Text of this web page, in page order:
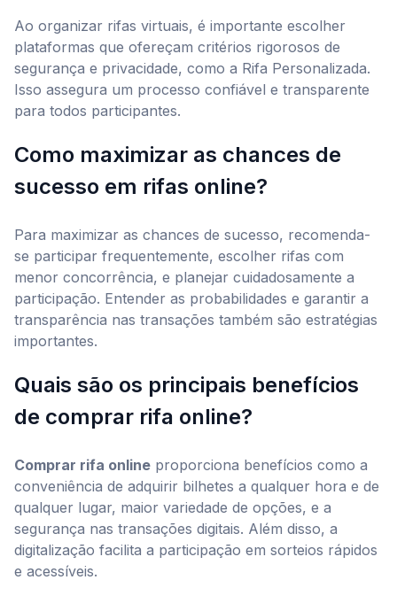
Ao organizar rifas virtuais, é importante escolher
plataformas que ofereçam critérios rigorosos de
segurança e privacidade, como a Rifa Personalizada.
Isso assegura um processo confiável e transparente
para todos participantes.
Como maximizar as chances de
sucesso em rifas online?
Para maximizar as chances de sucesso, recomenda-
se participar frequentemente, escolher rifas com
menor concorrência, e planejar cuidadosamente a
participação. Entender as probabilidades e garantir a
transparência nas transações também são estratégias
importantes.
Quais são os principais benefícios
de comprar rifa online?
Comprar rifa online proporciona benefícios como a
conveniência de adquirir bilhetes a qualquer hora e de
qualquer lugar, maior variedade de opções, e a
segurança nas transações digitais. Além disso, a
digitalização facilita a participação em sorteios rápidos
e acessíveis.